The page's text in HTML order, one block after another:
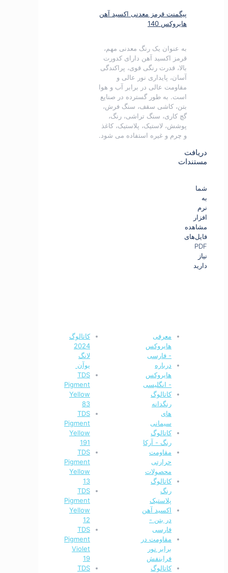
پیگمنت قرمز معدنی اکسید آهن
هایروکس 140
به عنوان یک رنگ معدنی مهم،
قرمز اکسید آهن دارای کدورت
بالا، قدرت رنگی قوی، پراکندگی
آسان، پایداری نور عالی و
مقاومت عالی در برابر آب و هوا
است. به طور گسترده در صنایع
بتن، کاشی سقف، سنگ فرش،
گچ کاری، سنگ تراشی، رنگ،
پوشش، لاستیک، پلاستیک، کاغذ
و چرم و غیره استفاده می شود.
دریافت
مستندات
افزار
مشاهده
فایل‌های
PDF
دارید
معرفی
هایروکس
- فارسی
درباره
هایروکس
- انگلیسی
کاتالوگ
رنگدانه
سیمانی
کاتالوگ
رنگ - آرکا
مقاومت
حرارتی
محصولات
کاتالوگ
پلاستیک
اکسید آهن
در بتن -
فارسی
مقاومت در
برابر نور
فرابنفش
کاتالوگ
کاتالوگ
2024
یوآن
TDS
Pigment
Yellow
TDS
Pigment
Yellow
TDS
Pigment
Yellow
TDS
Pigment
Yellow
TDS
Pigment
Violet
TDS